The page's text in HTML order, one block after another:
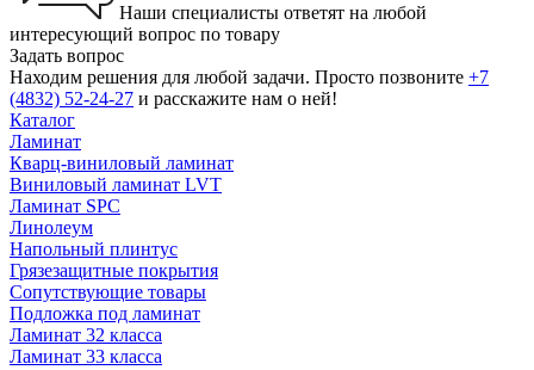
Наши специалисты ответят на любой
интересующий вопрос по товару
Задать вопрос
Находим решения для любой задачи. Просто позвоните +7
(4832) 52-24-27 и расскажите нам о ней!
Каталог
Ламинат
Кварц-виниловый ламинат
Виниловый ламинат LVT
Ламинат SPC
Линолеум
Напольный плинтус
Грязезащитные покрытия
Сопутствующие товары
Подложка под ламинат
Ламинат 32 класса
Ламинат 33 класса